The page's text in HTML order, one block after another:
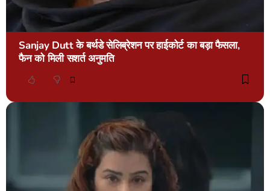
Sanjay Dutt के बर्थडे सेलिब्रेशन पर हाईकोर्ट का बड़ा फैसला,
फैन को मिली सशर्त अनुमति